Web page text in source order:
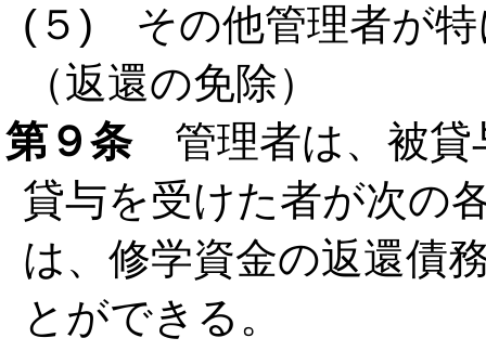
(５) その他管理者が特
（返還の免除）
第９条管理者は、被貸
貸与を受けた者が次の
は、修学資金の返還債
とができる。